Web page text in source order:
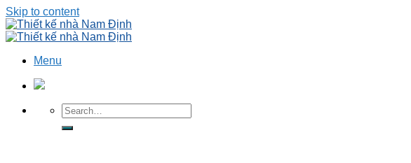
Skip to content
Menu